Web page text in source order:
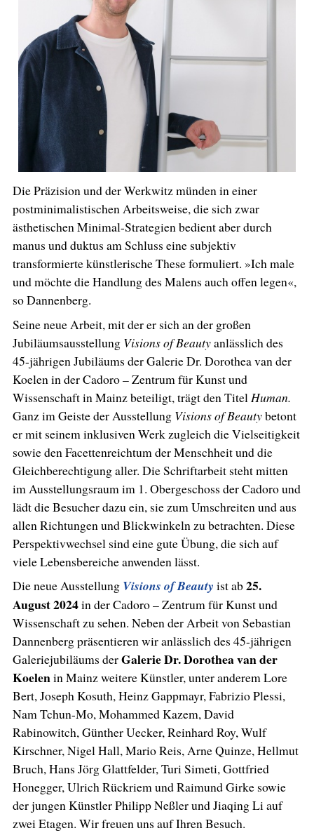
Die Präzision und der Werkwitz münden in einer
postminimalistischen Arbeitsweise, die sich zwar
ästhetischen Minimal-Strategien bedient aber durch
manus und duktus am Schluss eine subjektiv
transformierte künstlerische These formuliert. »Ich male
und möchte die Handlung des Malens auch offen legen«,
so Dannenberg.
Seine neue Arbeit, mit der er sich an der großen
Jubiläumsausstellung Visions of Beautyanlässlich des
45-jährigen Jubiläums der Galerie Dr. Dorothea van der
Koelen in der Cadoro – Zentrum für Kunst und
Wissenschaft in Mainz beteiligt, trägt den Titel Human.
Ganz im Geiste der Ausstellung Visions of Beautybetont
er mit seinem inklusiven Werk zugleich die Vielseitigkeit
sowie den Facettenreichtum der Menschheit und die
Gleichberechtigung aller. Die Schriftarbeit steht mitten
im Ausstellungsraum im 1. Obergeschoss der Cadoro und
lädt die Besucher dazu ein, sie zum Umschreiten und aus
allen Richtungen und Blickwinkeln zu betrachten. Diese
Perspektivwechsel sind eine gute Übung, die sich auf
viele Lebensbereiche anwenden lässt.
Die neue Ausstellung Visions of Beauty ist ab25.
August 2024in der Cadoro – Zentrum für Kunst und
Wissenschaft zu sehen. Neben der Arbeit von Sebastian
Dannenberg präsentieren wir anlässlich des 45-jährigen
Galeriejubiläums derGalerie Dr. Dorothea van der
Koelenin Mainz weitere Künstler, unter anderem Lore
Bert, Joseph Kosuth, Heinz Gappmayr, Fabrizio Plessi,
Nam Tchun-Mo, Mohammed Kazem, David
Rabinowitch, Günther Uecker, Reinhard Roy, Wulf
Kirschner, Nigel Hall, Mario Reis, Arne Quinze, Hellmut
Bruch, Hans Jörg Glattfelder, Turi Simeti, Gottfried
Honegger, Ulrich Rückriem und Raimund Girke sowie
der jungen Künstler Philipp Neßler und Jiaqing Li auf
zwei Etagen. Wir freuen uns auf Ihren Besuch.